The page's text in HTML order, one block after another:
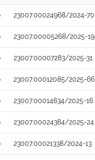
23007.00024968/2024-70
23007.00005268/2025-19
23007.00007283/2025-31
23007.00012085/2025-66
23007.00014634/2025-16
23007.00024384/2025-24
23007.00021338/2024-13